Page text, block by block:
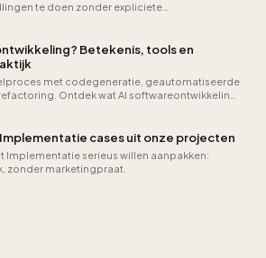
te doen zonder expliciete
Betekenis, tools en
met codegeneratie, geautomatiseerde
Ontdek wat AI softwareontwikkeling
cases uit onze projecten
Implementatie serieus willen aanpakken:
zonder marketingpraat.